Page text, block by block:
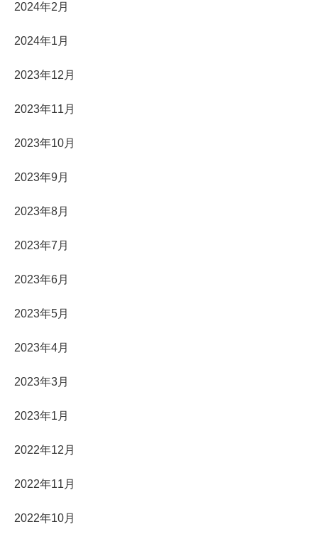
2024年2月
2024年1月
2023年12月
2023年11月
2023年10月
2023年9月
2023年8月
2023年7月
2023年6月
2023年5月
2023年4月
2023年3月
2023年1月
2022年12月
2022年11月
2022年10月